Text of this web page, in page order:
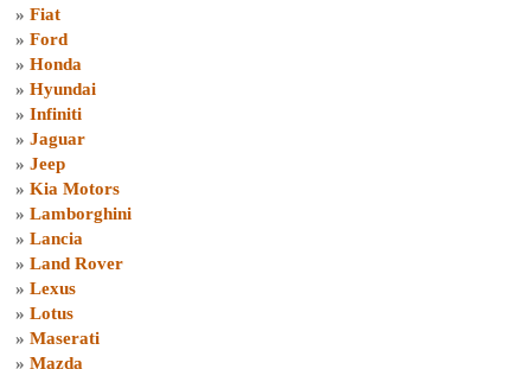
» Fiat
» Ford
» Honda
» Hyundai
» Infiniti
» Jaguar
» Jeep
» Kia Motors
» Lamborghini
» Lancia
» Land Rover
» Lexus
» Lotus
» Maserati
» Mazda